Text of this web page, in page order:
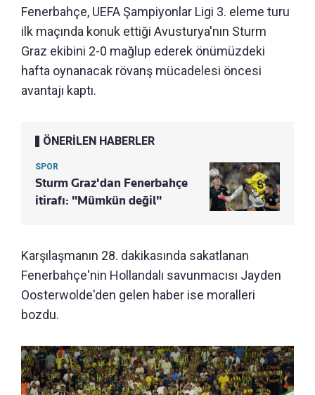
Fenerbahçe, UEFA Şampiyonlar Ligi 3. eleme turu
ilk maçında konuk ettiği Avusturya'nın Sturm
Graz ekibini 2-0 mağlup ederek önümüzdeki
hafta oynanacak rövanş mücadelesi öncesi
avantajı kaptı.
ÖNERİLEN HABERLER
SPOR
Sturm Graz'dan Fenerbahçe
itirafı: "Mümkün değil"
Karşılaşmanın 28. dakikasında sakatlanan
Fenerbahçe'nin Hollandalı savunmacısı Jayden
Oosterwolde'den gelen haber ise moralleri
bozdu.